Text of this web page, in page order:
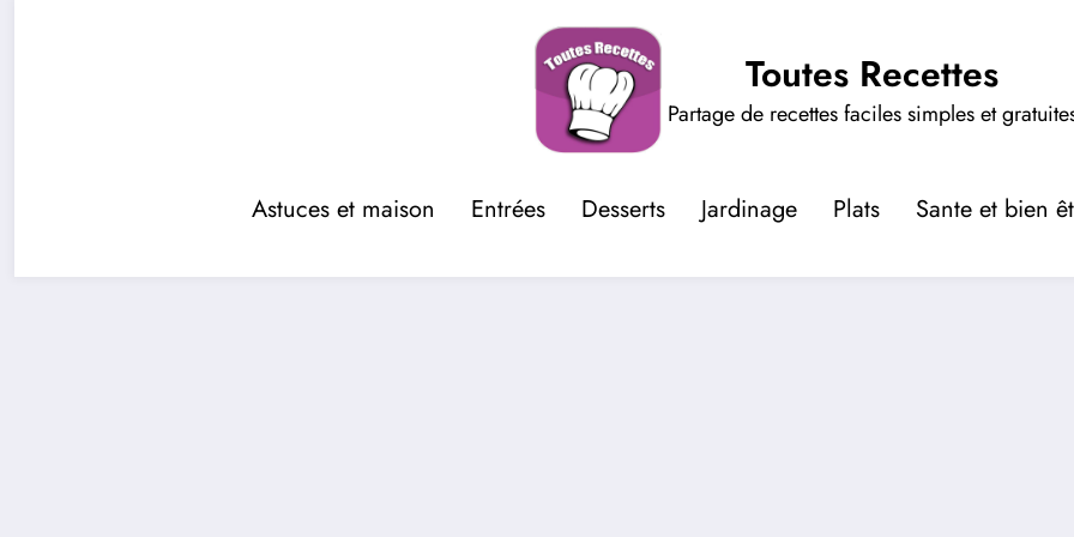
Toutes Recettes
Partage de recettes faciles simples et
Astuces et maison Entrées Desserts Jardinage Plats Sante et bien